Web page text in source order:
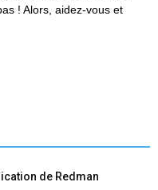
! Alors, aidez-vous et
de Redman